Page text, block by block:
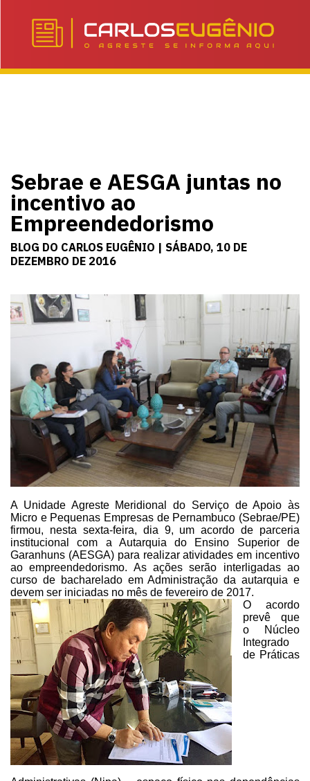
Sebrae e AESGA juntas no
incentivo ao
Empreendedorismo
BLOG DO CARLOS EUGÊNIO | SÁBADO, 10 DE
DEZEMBRO DE 2016
A Unidade Agreste Meridional
do Serviço de Apoio às
Micro e Pequenas Empresas de Pernambuco (Sebrae/PE)
firmou, nesta sexta-feira, dia 9, um acordo de parceria
institucional com a Autarquia do Ensino Superior de
Garanhuns (AESGA) para realizar atividades em incentivo
ao empreendedorismo. As ações serão interligadas ao
curso de bacharelado emAdministração da autarquia e
devem ser iniciadas no mês de fevereiro de 2017.
O acordo
prevê que
o Núcleo
Integrado
de Práticas